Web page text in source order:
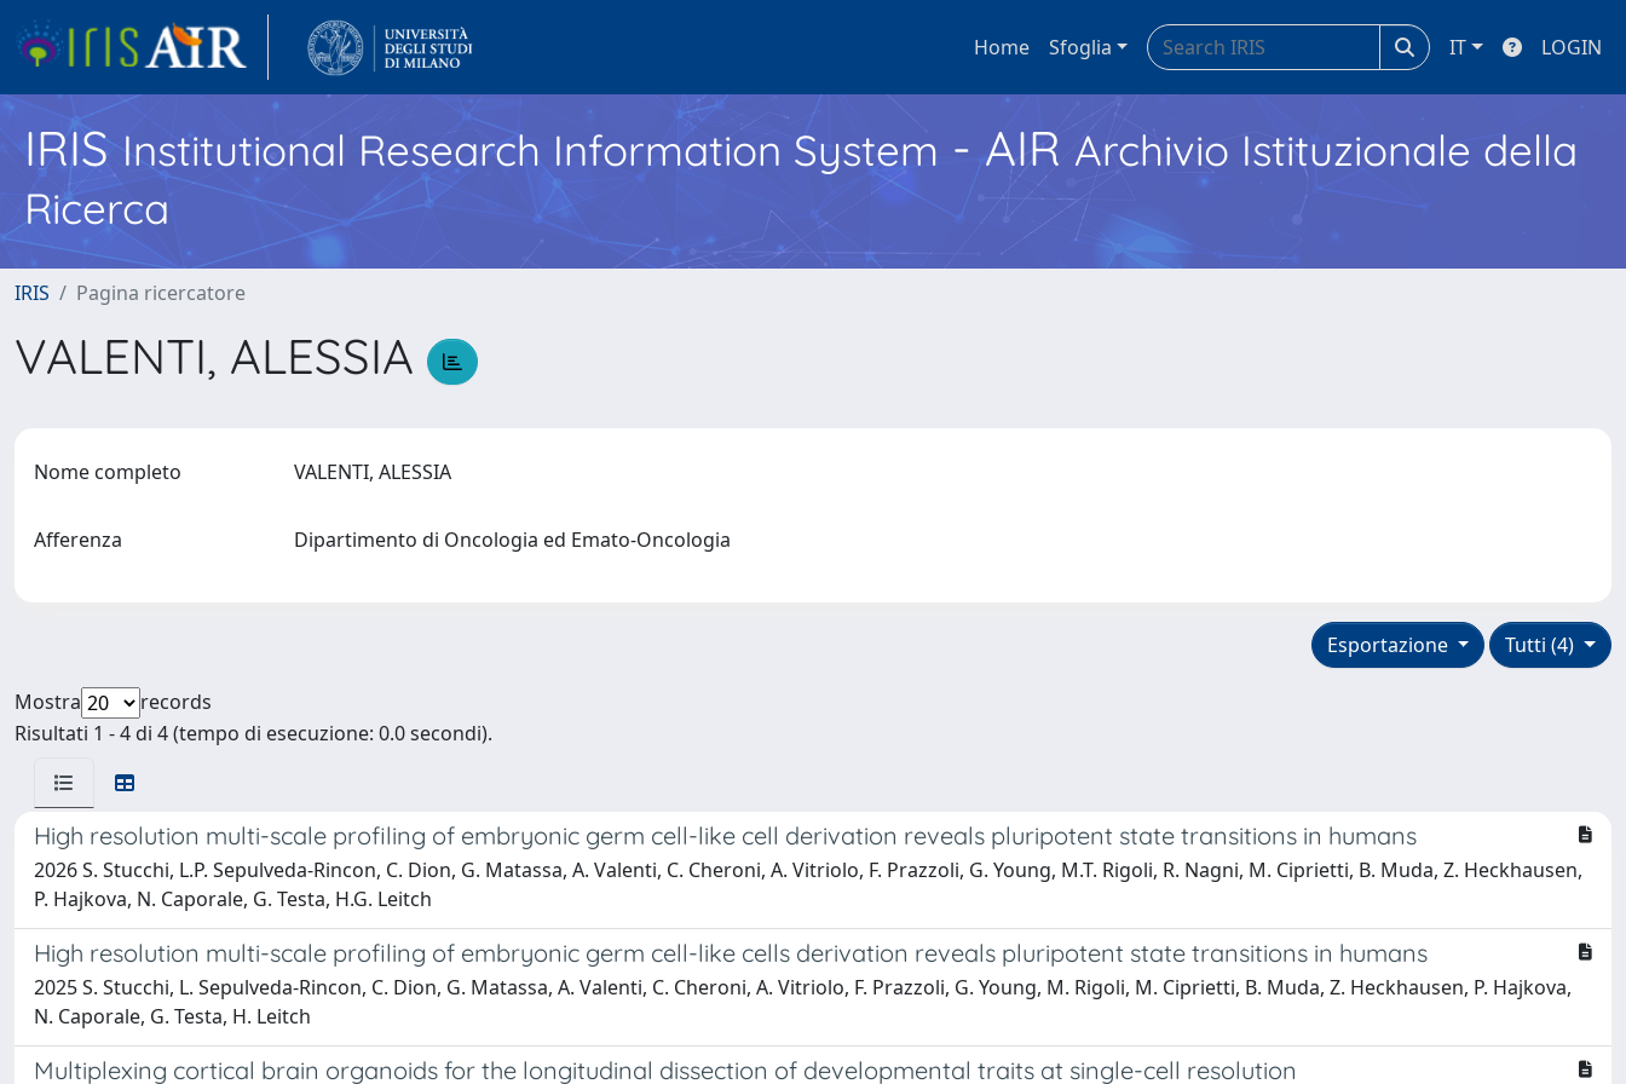
Home Sfoglia IT LOGIN
IRISInstitutional Research Information System - AIR Archivio Istituzionale della
Ricerca
IRIS Pagina ricercatore
VALENTI, ALESSIA
Nome completo VALENTI, ALESSIA
Afferenza Dipartimento di Oncologia ed Emato-Oncologia
Tutti (4)
Esportazione
Mostra
records
Risultati 1 - 4 di 4 (tempo di esecuzione: 0.0 secondi).
High resolution multi-scale profiling of embryonic germ cell-like cell derivation reveals pluripotent state transitions in humans
2026 S. Stucchi, L.P. Sepulveda-Rincon, C. Dion, G. Matassa, A. Valenti, C. Cheroni, A. Vitriolo, F. Prazzoli, G. Young, M.T. Rigoli, R. Nagni, M. Ciprietti, B. Muda, Z. Heckhausen,
P. Hajkova, N. Caporale, G. Testa, H.G. Leitch
High resolution multi-scale profiling of embryonic germ cell-like cells derivation reveals pluripotent state transitions in humans
2025 S. Stucchi, L. Sepulveda-Rincon, C. Dion, G. Matassa, A. Valenti, C. Cheroni, A. Vitriolo, F. Prazzoli, G. Young, M. Rigoli, M. Ciprietti, B. Muda, Z. Heckhausen, P. Hajkova,
N. Caporale, G. Testa, H. Leitch
Multiplexing cortical brain organoids for the longitudinal dissection of developmental traits at single-cell resolution